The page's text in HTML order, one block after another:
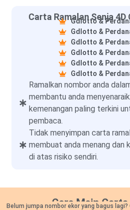
Carta Ramalan Senja
Gdlotto &
Gdlotto &
Gdlotto &
Gdlotto &
Gdlotto &
Gdlotto &
Ramalkan nombor anda
membantu anda
kemenangan paling terkini
pembaca.
Tidak menyimpan carta
membuat anda menang dan
di atas risiko sendiri.
Cara Main Carta
Belum jumpa nombor ekor yang bagus